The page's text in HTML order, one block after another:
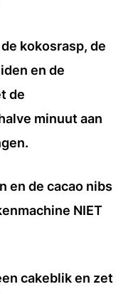
kokosrasp, de
en de
de
minuut aan
en de cacao nibs
NIET
cakeblik en zet